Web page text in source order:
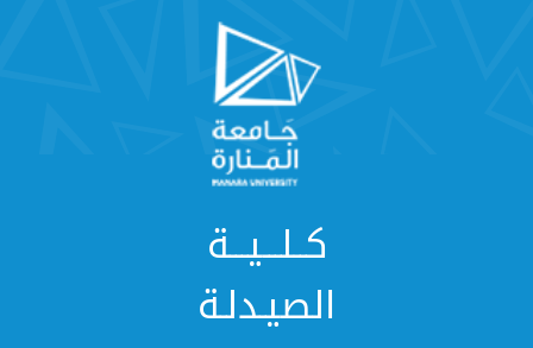
كــلـــيـــة
الصيـدلـة